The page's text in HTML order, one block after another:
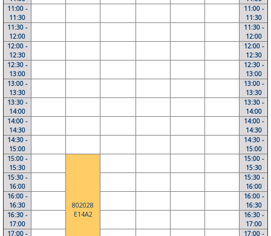
11:00 -
11:30
11:00 -
11:30
11:30 -
12:00
11:30 -
12:00
12:00 -
12:30
12:00 -
12:30
12:30 -
13:00
12:30 -
13:00
13:00 -
13:30
13:00 -
13:30
13:30 -
14:00
13:30 -
14:00
14:00 -
14:30
14:00 -
14:30
14:30 -
15:00
14:30 -
15:00
15:00 -
15:30
802028
E14A2
15:00 -
15:30
15:30 -
16:00
15:30 -
16:00
16:00 -
16:30
16:00 -
16:30
16:30 -
17:00
16:30 -
17:00
17:00 -
17:00 -